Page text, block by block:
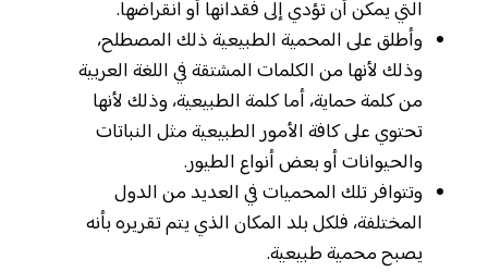
التي يمكن أن تؤدي إلى فقدانها أو انقراضها.
وأطلق على المحمية الطبيعية ذلك المصطلح،
وذلك لأنها من الكلمات المشتقة في اللغة العربية
من كلمة حماية، أما كلمة الطبيعية، وذلك لأنها
تحتوي على كافة الأمور الطبيعية مثل النباتات
والحيوانات أو بعض أنواع الطيور.
وتتوافر تلك المحميات في العديد من الدول
المختلفة، فلكل بلد المكان الذي يتم تقريره بأنه
يصبح محمية طبيعية.